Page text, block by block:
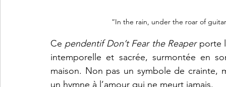
“In the rain, under the roar of
Ce pendentif Don’t Fear the Reaper porte
intemporelle et sacrée, surmontée en
maison. Non pas un symbole de crainte,
un hymne à l’amour qui ne meurt jamais.